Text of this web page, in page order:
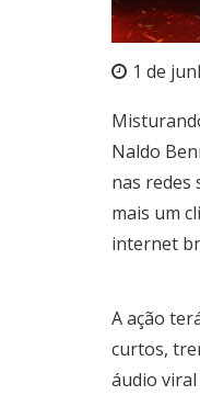
1 de
Naldo
nas redes
mais um
internet
A ação
curtos,
áudio